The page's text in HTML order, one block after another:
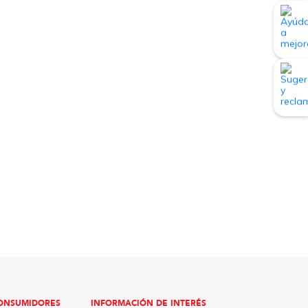
INFORMACIÓN DE INTERÉS